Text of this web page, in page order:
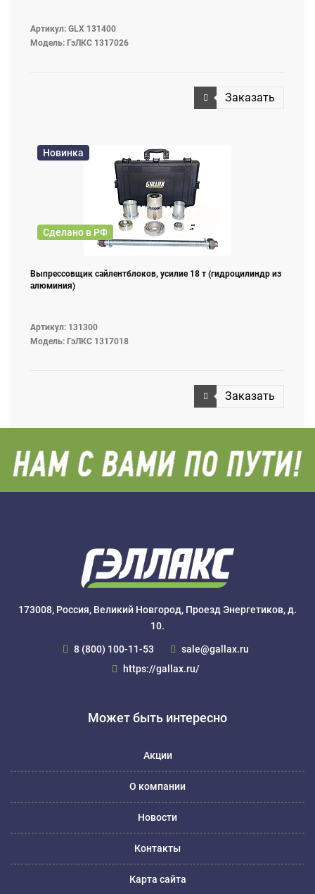
Артикул: GLX 131400
Модель: ГэЛКС 1317026
Заказать
Новинка
Сделано в РФ
Выпрессовщик сайлентблоков, усилие 18 т (гидроцилиндр из
алюминия)
Артикул: 131300
Модель: ГэЛКС 1317018
Заказать
173008, Россия, Великий Новгород, Проезд Энергетиков, д.
10.
8 (800) 100-11-53
sale@gallax.ru
https://gallax.ru/
Может быть интересно
Акции
О компании
Новости
Контакты
Карта сайта